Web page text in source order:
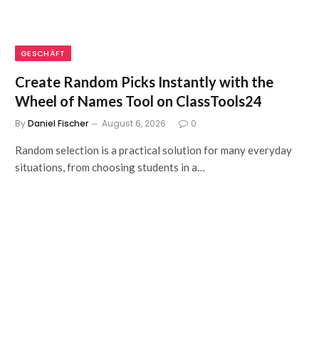
GESCHÄFT
Create Random Picks Instantly with the
Wheel of Names Tool on ClassTools24
ByDaniel Fischer August 6, 2026 0
Random selection is a practical solution for many everyday
situations, from choosing students in a…